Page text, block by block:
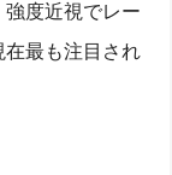
度近視でレー
在最も注目され